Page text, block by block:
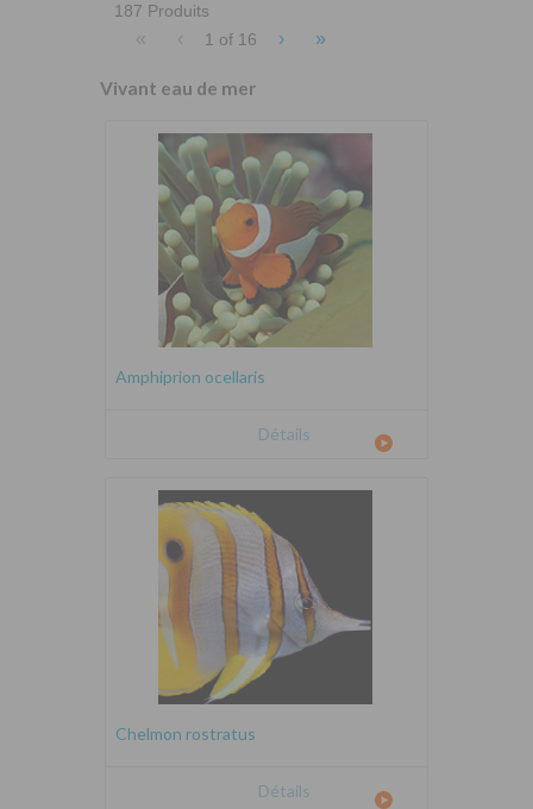
187 Produits
« ‹ 1 of 16 › »
Vivant eau de mer
Amphiprion ocellaris
Détails
Chelmon rostratus
Détails